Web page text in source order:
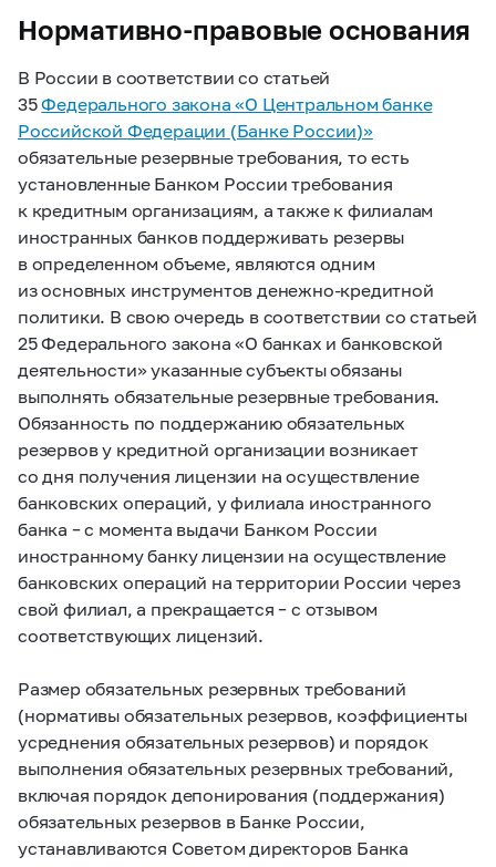
Нормативно-правовые основания
В России в соответствии со статьей
35Федерального закона «О Центральном банке
Российской Федерации (Банке России)»
обязательные резервные требования, то есть
установленные Банком России требования
к кредитным организациям, а также к филиалам
иностранных банков поддерживать резервы
в определенном объеме, являются одним
из основных инструментов денежно-кредитной
политики. В свою очередь в соответствии со статьей
25 Федерального закона «О банках и банковской
деятельности» указанные субъекты обязаны
выполнять обязательные резервные требования.
Обязанность по поддержанию обязательных
резервов у кредитной организации возникает
со дня получения лицензии на осуществление
банковских операций, у филиала иностранного
банка – с момента выдачи Банком России
иностранному банку лицензии на осуществление
банковских операций на территории России через
свой филиал, а прекращается – с отзывом
соответствующих лицензий.
Размер обязательных резервных требований
(нормативы обязательных резервов, коэффициенты
усреднения обязательных резервов) и порядок
выполнения обязательных резервных требований,
включая порядок депонирования (поддержания)
обязательных резервов в Банке России,
устанавливаются Советом директоров Банка